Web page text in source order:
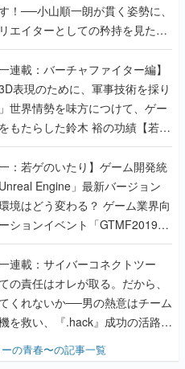
！──小山順一朗が貫く姿勢に、
エイターとしての矜持を見た
たり最終回】
連載：バーチャファイター編】
表現のために、軍事技術を採り
世界情勢を味方につけて、ゲー
もたらした鈴木 裕の功績【若ゲ
：若ゲのいたり】ゲーム開発統
Engine」最新バージョン
境はどう変わる？ ゲーム業界向
ションイベント「GTMF2019」
より理解を深めよう【PR】
連載：サイバーコネクトツー
の責任はオレが取る。だから、
くれないか──男の熱意はチーム
を救い、『.hack』成功の活路を
の快男児・松山 洋に流れる血は
ンプ』色だった【若ゲのいた
の青春〜の記事一覧